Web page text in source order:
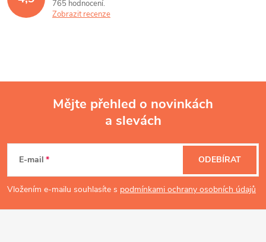
765 hodnocení
Zobrazit recenze
p
Mějte přehled o novinkách
a slevách
E-mail
Vložením e-mailu souhlasíte s podmínkami ochrany osobních údajů
ODEBÍRAT